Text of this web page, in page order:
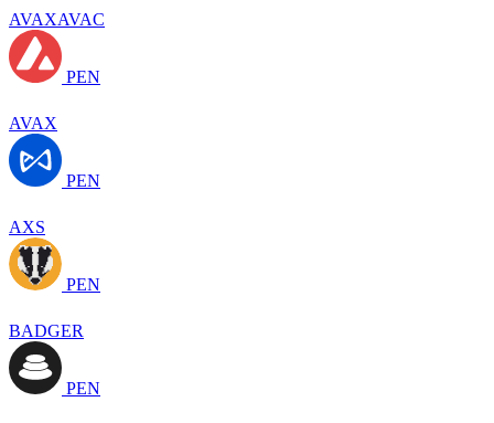
AVAXAVAC
PEN
AVAX
PEN
AXS
PEN
BADGER
PEN